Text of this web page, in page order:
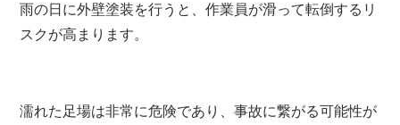
雨の日に外壁塗装を行うと、作業員が滑って転倒するリ
スクが高まります。
濡れた足場は非常に危険であり、事故に繋がる可能性が